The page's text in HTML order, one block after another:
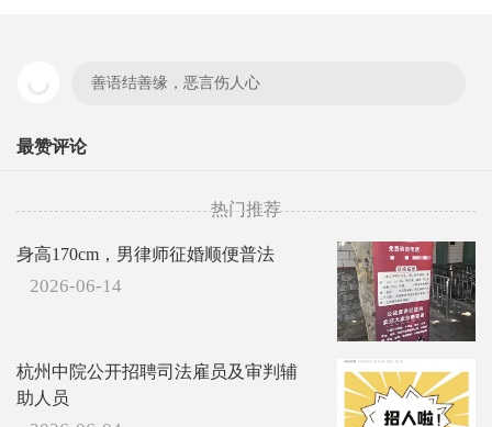
善语结善缘，恶言伤人心
最赞评论
热门推荐
身高170cm，男律师征婚顺便普法
2026-06-14
杭州中院公开招聘司法雇员及审判辅
助人员